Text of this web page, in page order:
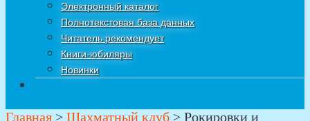
Электронный каталог
Полнотекстовая база данных
Читатель рекомендует
Книги-юбиляры
Новинки
Главная > Шахматный клуб > Рокировки и